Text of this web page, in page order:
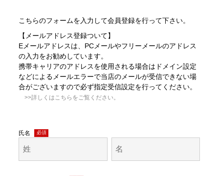
こちらのフォームを入力して会員登録を行って下さい。
【メールアドレス登録ついて】
Eメールアドレスは、PCメールやフリーメールのアドレス
の入力をお勧めしています。
携帯キャリアのアドレスを使用される場合はドメイン設定
などによるメールエラーで当店のメールが受信できない場
合がございますので必ず指定受信設定を行ってください。
>>詳しくはこちらをご覧ください。
氏名
(必